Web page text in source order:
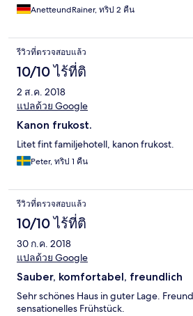
AnetteundRainer, ทริป 2 คืน
รีวิวที่ตรวจสอบแล้ว
10/10 ไร้ที่ติ
2 ส.ค. 2018
แปลด้วย Google
Kanon frukost.
Litet fint familjehotell, kanon frukost.
Peter, ทริป 1 คืน
รีวิวที่ตรวจสอบแล้ว
10/10 ไร้ที่ติ
30 ก.ค. 2018
แปลด้วย Google
Sauber, komfortabel, freundlich
Sehr schönes Haus in guter Lage.
sensationelles Frühstück.